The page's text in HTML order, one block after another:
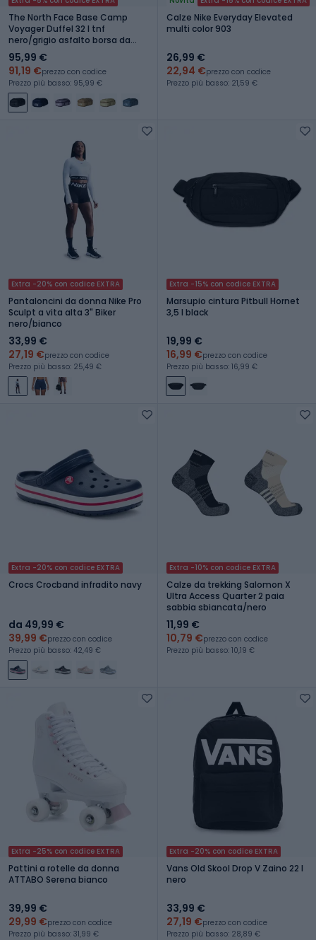
The North Face Base Camp
Voyager Duffel 32 l tnf
nero/grigio asfalto borsa da
viaggio
95,99 €
91,19 €prezzo con codice
Prezzo più basso: 95,99 €
Calze Nike Everyday Elevated
multi color 903
26,99 €
22,94 €prezzo con codice
Prezzo più basso: 21,59 €
Extra -20% con codice EXTRA
Pantaloncini da donna Nike Pro
Sculpt a vita alta 3" Biker
nero/bianco
33,99 €
27,19 €prezzo con codice
Prezzo più basso: 25,49 €
Extra -15% con codice EXTRA
Marsupio cintura Pitbull Hornet
3,5 l black
19,99 €
16,99 €prezzo con codice
Prezzo più basso: 16,99 €
Extra -20% con codice EXTRA
Crocs Crocband infradito navy
da 49,99 €
39,99 €prezzo con codice
Prezzo più basso: 42,49 €
Extra -10% con codice EXTRA
Calze da trekking Salomon X
Ultra Access Quarter 2 paia
sabbia sbiancata/nero
11,99 €
10,79 €prezzo con codice
Prezzo più basso: 10,19 €
Extra -25% con codice EXTRA
Pattini a rotelle da donna
ATTABO Serena bianco
39,99 €
29,99 €prezzo con codice
Prezzo più basso: 31,99 €
Extra -20% con codice EXTRA
Vans Old Skool Drop V Zaino 22 l
nero
33,99 €
27,19 €prezzo con codice
Prezzo più basso: 28,89 €